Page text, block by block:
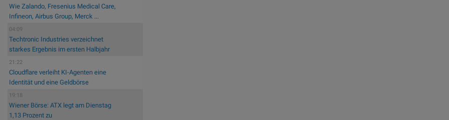
Wie Zalando, Fresenius Medical Care,
Infineon, Airbus Group, Merck ...
04:09
Techtronic Industries verzeichnet
starkes Ergebnis im ersten Halbjahr
21:22
Cloudflare verleiht KI-Agenten eine
Identität und eine Geldbörse
19:18
Wiener Börse: ATX legt am Dienstag
1,13 Prozent zu